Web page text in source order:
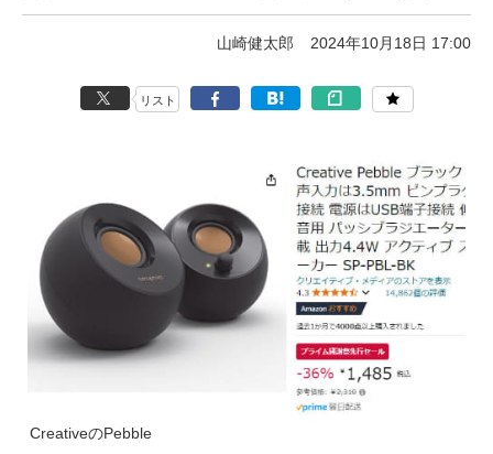
山崎健太郎 2024年10月18日 17:00
リスト
CreativeのPebble